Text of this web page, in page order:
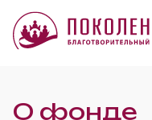
О фонде